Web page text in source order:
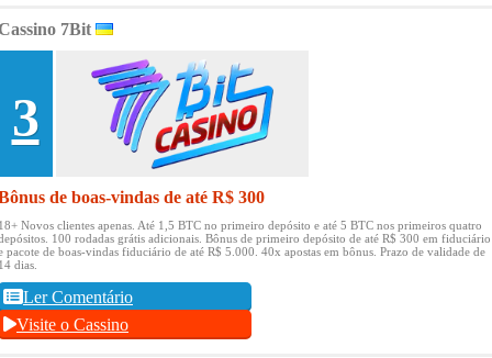
7Bit
3
de boas-vindas de até R$ 300
Novos clientes apenas. Até 1,5 BTC no primeiro depósito e até 5 BTC nos primeiros quatro
100 rodadas grátis adicionais. Bônus de primeiro depósito de até R$ 300 em fiduciário
pacote de boas-vindas fiduciário de até R$ 5.000. 40x apostas em bônus. Prazo de validade de
dias.
Ler Comentário
Visite o Cassino